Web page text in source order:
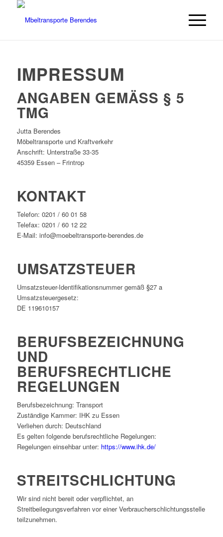
IMPRESSUM
ANGABEN GEMÄSS § 5 T
MG
Jutta Berendes
Möbeltransporte und Kraftverkehr
Anschrift: Unterstraße 33-35
45359 Essen – Frintrop
KONTAKT
Telefon: 0201 / 60 01 58
Telefax: 0201 / 60 12 22
E-Mail: info@moebeltransporte-berendes.de
UMSATZSTEUER
Umsatzsteuer-Identifikationsnummer gemäß §27 a
Umsatzsteuergesetz:
DE 119610157
BERUFSBEZEICHNUNG
UND
BERUFSRECHTLICHE
REGELUNGEN
Berufsbezeichnung: Transport
Zuständige Kammer: IHK zu Essen
Verliehen durch: Deutschland
Es gelten folgende berufsrechtliche Regelungen:
Regelungen einsehbar unter: https://www.ihk.de/
STREITSCHLICHTUNG
Wir sind nicht bereit oder verpflichtet, an
Streitbeilegungsverfahren vor einer Verbraucherschlichtungsstelle
teilzunehmen.